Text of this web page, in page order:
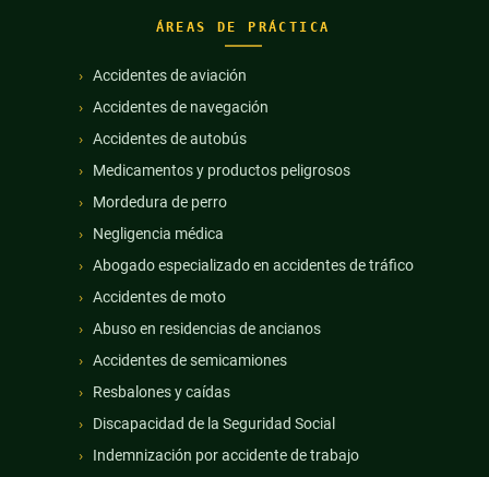
ÁREAS DE PRÁCTICA
Accidentes de aviación
Accidentes de navegación
Accidentes de autobús
Medicamentos y productos peligrosos
Mordedura de perro
Negligencia médica
Abogado especializado en accidentes de tráfico
Accidentes de moto
Abuso en residencias de ancianos
Accidentes de semicamiones
Resbalones y caídas
Discapacidad de la Seguridad Social
Indemnización por accidente de trabajo